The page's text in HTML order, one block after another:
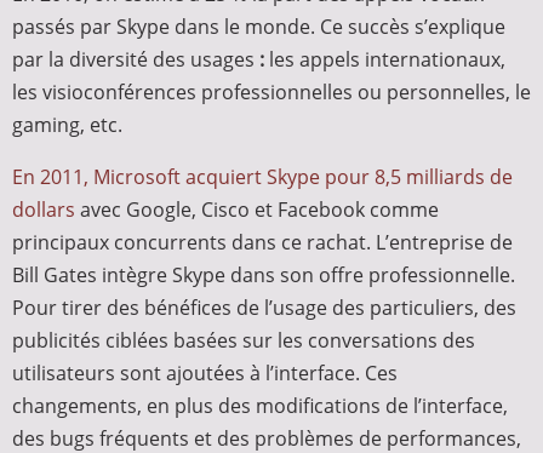
passés par Skype dans le monde. Ce succès s’explique
par la diversité des usages : les appels internationaux,
les visioconférences professionnelles ou personnelles, le
gaming, etc.
En 2011, Microsoft acquiert Skype pour 8,5 milliards de
dollars avec Google, Cisco et Facebook comme
principaux concurrents dans ce rachat. L’entreprise de
Bill Gates intègre Skype dans son offre professionnelle.
Pour tirer des bénéfices de l’usage des particuliers, des
publicités ciblées basées sur les conversations des
utilisateurs sont ajoutées à l’interface. Ces
changements, en plus des modifications de l’interface,
des bugs fréquents et des problèmes de performances,